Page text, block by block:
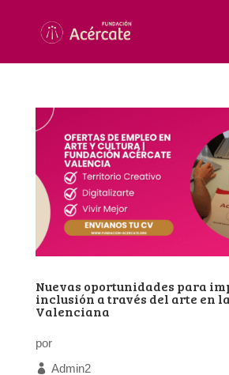
Nuevas oportunidades para
inclusión a través del arte en
Valenciana
por
Admin2